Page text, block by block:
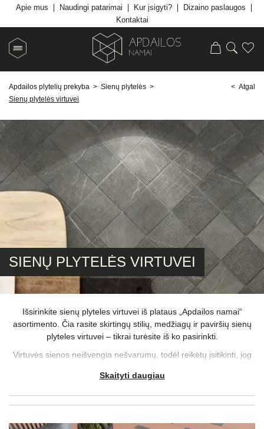
Apie mus Naudingi patarimai Kur įsigyti?
Dizaino paslaugos
Kontaktai
Apdailos plytelių prekyba > Sienų plytelės >
Sienų plytelės virtuvei
< Atgal
SIENŲ PLYTELĖS VIRTUVEI
Išsirinkite sienų plyteles virtuvei iš plataus „Apdailos namai“
asortimento. Čia rasite skirtingų stilių, medžiagų ir paviršių sienų
plyteles virtuvei – tikrai turėsite iš ko pasirinkti.
Virtuvės sienos neišvengia nešvarumų, todėl reikėtų įsitikinti, jog
virtuvės plytelės sienoms bus lengviau nuvalomos, tuo tarpu
šie variantai turi savų privalumų, tad sprendimą teks priimti Jums.
Ne mažiau aktuali ir virtuvės sienų spalva, kurią patartina derinti
Skaityti daugiau